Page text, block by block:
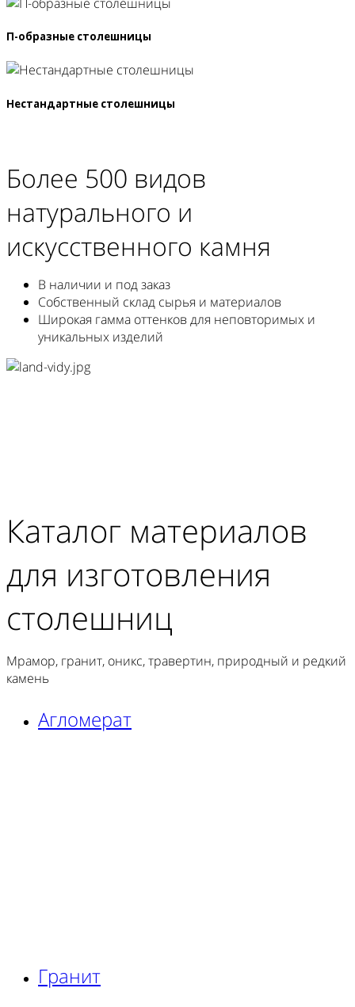
П-образные столешницы
Нестандартные столешницы
Более 500 видов
натурального и
искусственного камня
В наличии и под заказ
Собственный склад сырья и материалов
Широкая гамма оттенков для неповторимых и
уникальных изделий
Каталог материалов
для изготовления
столешниц
Мрамор, гранит, оникс, травертин, природный и редкий
камень
Агломерат
Гранит